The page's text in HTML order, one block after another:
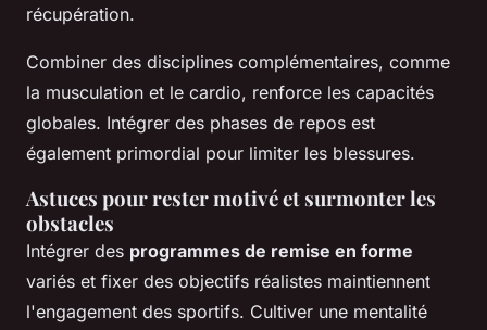
récupération.
Combiner des disciplines complémentaires, comme
la musculation et le cardio, renforce les capacités
globales. Intégrer des phases de repos est
également primordial pour limiter les blessures.
Astuces pour rester motivé et surmonter les
obstacles
Intégrer des programmes de remise en forme
variés et fixer des objectifs réalistes maintiennent
l'engagement des sportifs. Cultiver une mentalité